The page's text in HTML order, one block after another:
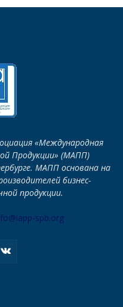
«Международная
Продукции» (МАПП)
МАПП основана на
бизнес-
продукции.
spb.org